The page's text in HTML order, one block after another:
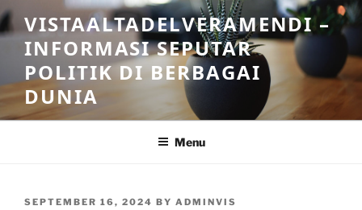
Skip
to
content
VISTAALTADELVERAMENDI –
INFORMASI SEPUTAR
POLITIK DI BERBAGAI
DUNIA
Menu
POSTED
SEPTEMBER 16, 2024 BY ADMINVIS